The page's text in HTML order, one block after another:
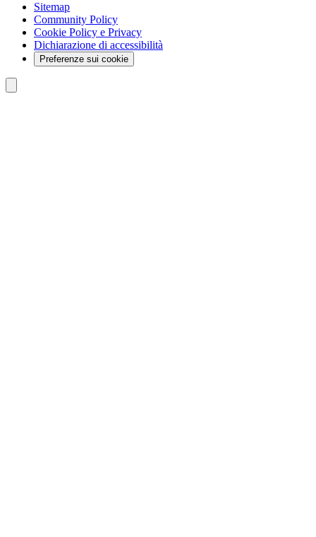
Sitemap
Community Policy
Cookie Policy e Privacy
Dichiarazione di accessibilità
Preferenze sui cookie